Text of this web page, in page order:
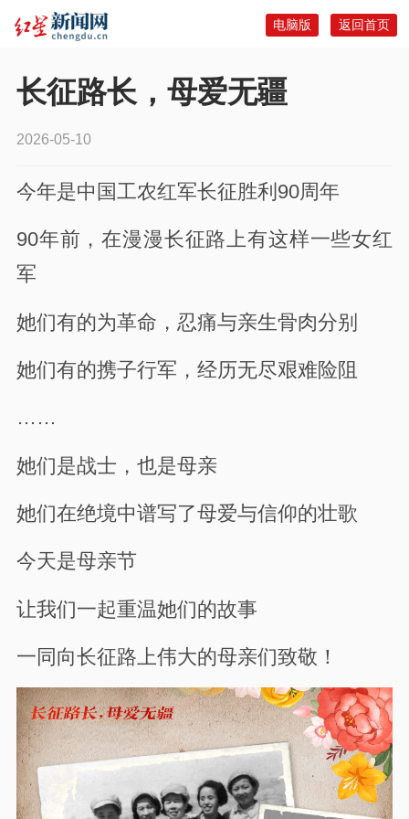
返回首页
电脑版
长征路长，母爱无疆
2026-05-10
今年是中国工农红军长征胜利90周年
90年前，在漫漫长征路上有这样一些女红
军
她们有的为革命，忍痛与亲生骨肉分别
她们有的携子行军，经历无尽艰难险阻
……
她们是战士，也是母亲
她们在绝境中谱写了母爱与信仰的壮歌
今天是母亲节
让我们一起重温她们的故事
一同向长征路上伟大的母亲们致敬！